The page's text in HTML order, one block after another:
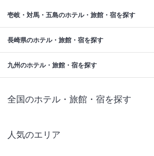
壱岐・対馬・五島のホテル・旅館・宿を探す
長崎県のホテル・旅館・宿を探す
九州のホテル・旅館・宿を探す
全国のホテル・旅館・宿を探す
人気のエリア